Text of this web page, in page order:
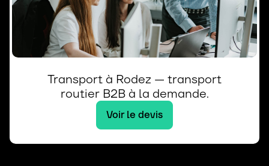
Transport à Rodez — transport
routier B2B à la demande.
Voir le devis